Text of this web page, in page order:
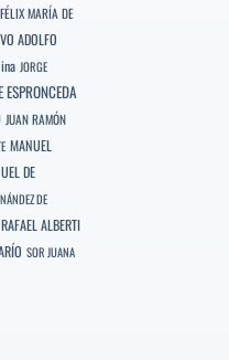
FÉLIX MARÍA DE
ADOLFO
JORGE
ESPRONCEDA
JUAN RAMÓN
MANUEL
DE
DE
RAFAEL ALBERTI
SOR JUANA